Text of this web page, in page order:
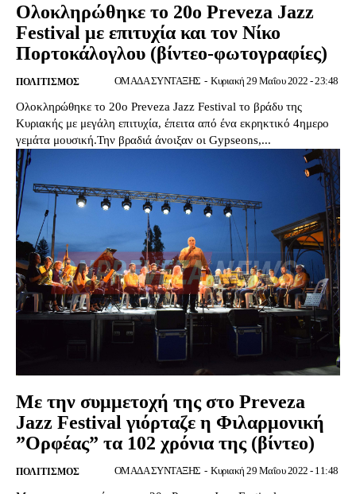
Ολοκληρώθηκε το 20ο Preveza Jazz
Festival με επιτυχία και τον Νίκο
Πορτοκάλογλου (βίντεο-φωτογραφίες)
ΠΟΛΙΤΙΣΜΌΣ ΟΜΑΔΑ ΣΥΝΤΑΞΗΣ - Κυριακή 29 Μαΐου 2022 - 23:48
Ολοκληρώθηκε το 20ο Preveza Jazz Festival το βράδυ της
Κυριακής με μεγάλη επιτυχία, έπειτα από ένα εκρηκτικό 4ημερο
γεμάτα μουσική.Την βραδιά άνοιξαν οι Gypseons,...
Με την συμμετοχή της στο Preveza
Jazz Festival γιόρταζε η Φιλαρμονική
”Ορφέας” τα 102 χρόνια της (βίντεο)
ΠΟΛΙΤΙΣΜΌΣ ΟΜΑΔΑ ΣΥΝΤΑΞΗΣ - Κυριακή 29 Μαΐου 2022 - 11:48